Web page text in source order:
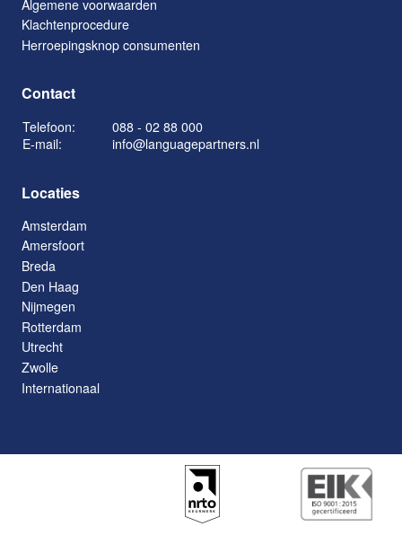
Algemene voorwaarden
Klachtenprocedure
Herroepingsknop consumenten
Contact
Telefoon:
088 - 02 88 000
E-mail:
info@languagepartners.nl
Locaties
Amsterdam
Amersfoort
Breda
Den Haag
Nijmegen
Rotterdam
Utrecht
Zwolle
Internationaal